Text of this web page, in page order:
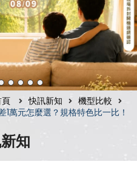
快訊新知
機型比較
1萬元怎麼選？規格特色比一比！
知